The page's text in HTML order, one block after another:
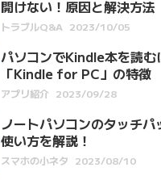
開けない！原因と解決方法
トラブルQ&A 2023/10/05
パソコンでKindle本を読む
「Kindle for PC」の特徴
アプリ紹介 2023/09/28
ノートパソコンのタッチ
使い方を解説！
スマホの小ネタ 2023/08/10